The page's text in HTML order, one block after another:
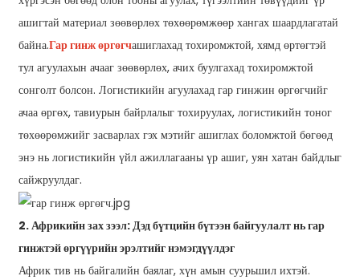
ашигтай материал зөөвөрлөх төхөөрөмжөөр хангах шаардлагатай
байна.Гар гинж өргөгчашиглахад тохиромжтой, хямд өртөгтэй
тул агуулахын ачааг зөөвөрлөх, ачих буулгахад тохиромжтой
сонголт болсон. Логистикийн агуулахад гар гинжин өргөгчийг
ачаа өргөх, тавиурын байрлалыг тохируулах, логистикийн тоног
төхөөрөмжийг засварлах гэх мэтийг ашиглах боломжтой бөгөөд
энэ нь логистикийн үйл ажиллагааны үр ашиг, уян хатан байдлыг
сайжруулдаг.
2. Африкийн зах зээл: Дэд бүтцийн бүтээн байгуулалт нь гар
гинжтэй өргүүрийн эрэлтийг нэмэгдүүлдэг
Африк тив нь байгалийн баялаг, хүн амын суурьшил ихтэй.